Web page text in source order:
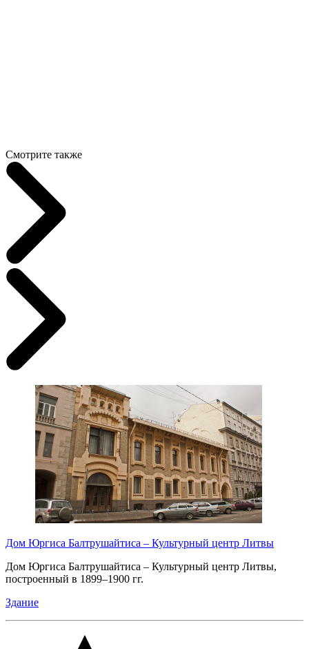
Смотрите также
Дом Юргиса Балтрушайтиса – Культурный центр Литвы
Дом Юргиса Балтрушайтиса – Культурный центр Литвы,
построенный в 1899–1900 гг.
Здание